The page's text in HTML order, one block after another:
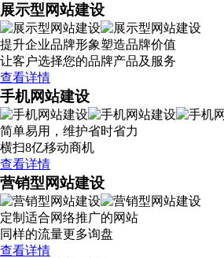
展示型网站建设
提升企业品牌形象塑造品牌价值
让客户选择您的品牌产品及服务
查看详情
手机网站建设
简单易用，维护省时省力
横扫8亿移动商机
查看详情
营销型网站建设
定制适合网络推广的网站
同样的流量更多询盘
查看详情